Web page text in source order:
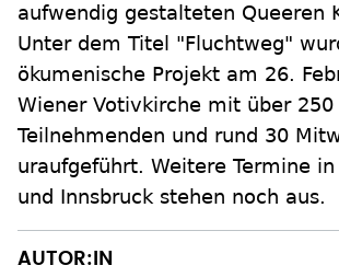
aufwendig gestalteten Queeren
Unter dem Titel "Fluchtweg"
ökumenische Projekt am 26.
Wiener Votivkirche mit über 250
Teilnehmenden und rund 30
uraufgeführt. Weitere Termine in
und Innsbruck stehen noch aus.
AUTOR:IN